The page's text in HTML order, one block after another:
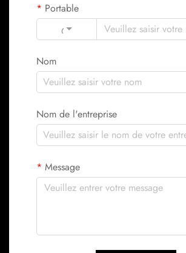
Portable
Code
Nom
Nom de l'entreprise
Message